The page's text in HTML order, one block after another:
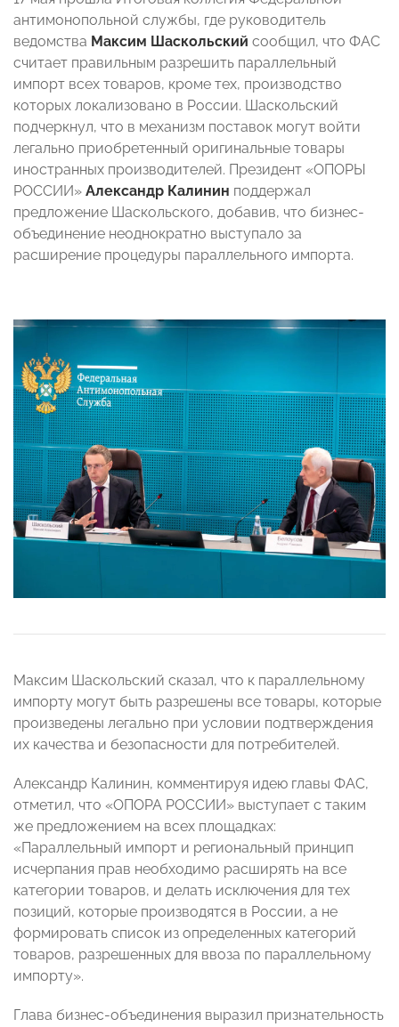
антимонопольной службы, где руководитель
ведомства Максим Шаскольский сообщил, что ФАС
считает правильным разрешить параллельный
импорт всех товаров, кроме тех, производство
которых локализовано в России. Шаскольский
подчеркнул, что в механизм поставок могут войти
легально приобретенный оригинальные товары
иностранных производителей. Президент «ОПОРЫ
РОССИИ» Александр Калинин поддержал
предложение Шаскольского, добавив, что бизнес-
объединение неоднократно выступало за
расширение процедуры параллельного импорта.
Максим Шаскольский сказал, что к параллельному
импорту могут быть разрешены все товары, которые
произведены легально при условии подтверждения
их качества и безопасности для потребителей.
Александр Калинин, комментируя идею главы ФАС,
отметил, что «ОПОРА РОССИИ» выступает с таким
же предложением на всех площадках:
«Параллельный импорт и региональный принцип
исчерпания прав необходимо расширять на все
категории товаров, и делать исключения для тех
позиций, которые производятся в России, а не
формировать список из определенных категорий
товаров, разрешенных для ввоза по параллельному
импорту».
Глава бизнес-объединения выразил признательность